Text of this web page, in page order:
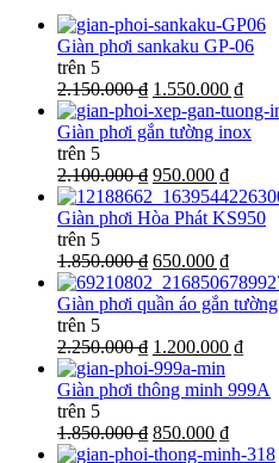
Giàn phơi sankaku GP-06
trên 5
2.150.000 ₫ 1.550.000 ₫
Giàn phơi gắn tường inox
trên 5
2.100.000 ₫ 950.000 ₫
Giàn phơi Hòa Phát KS950
trên 5
1.850.000 ₫ 650.000 ₫
Giàn phơi quần áo gắn tường
trên 5
2.250.000 ₫ 1.200.000 ₫
Giàn phơi thông minh 999A
trên 5
1.850.000 ₫ 850.000 ₫